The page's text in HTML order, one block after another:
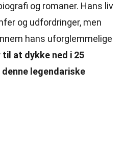
og romaner. Hans liv
og udfordringer, men
hans uforglemmelige
til at dykke ned i 25
legendariske